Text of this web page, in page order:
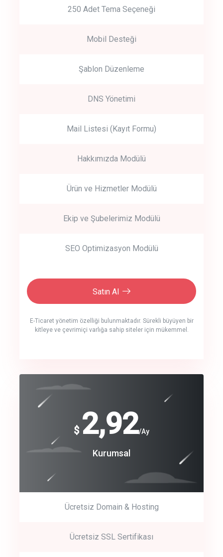
250 Adet Tema Seçeneği
Mobil Desteği
Şablon Düzenleme
DNS Yönetimi
Mail Listesi (Kayıt Formu)
Hakkımızda Modülü
Ürün ve Hizmetler Modülü
Ekip ve Şubelerimiz Modülü
SEO Optimizasyon Modülü
Satın Al
E-Ticaret yönetim özelliği bulunmaktadır. Sürekli büyüyen bir
kitleye ve çevrimiçi varlığa sahip siteler için mükemmel.
crm auto cync
track energy costs
Get Started
Start by trying our service for 30 days free trial no credit card
$ 2,92/Ay
Kurumsal
Ücretsiz Domain & Hosting
Ücretsiz SSL Sertifikası
$
240
Coroprate